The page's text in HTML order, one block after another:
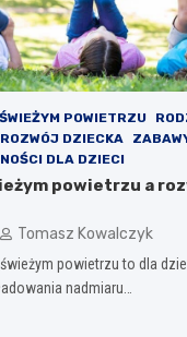
POWIETRZU
ROZWÓJ DZIECKA
DLA DZIECI
powietrzu a
Tomasz Kowalczyk
powietrzu to dla
nadmiaru…